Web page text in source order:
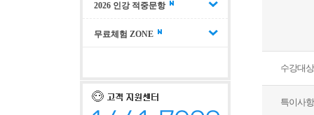
2026 인강 적중문항
무료체험 ZONE
수강대상
특이사항